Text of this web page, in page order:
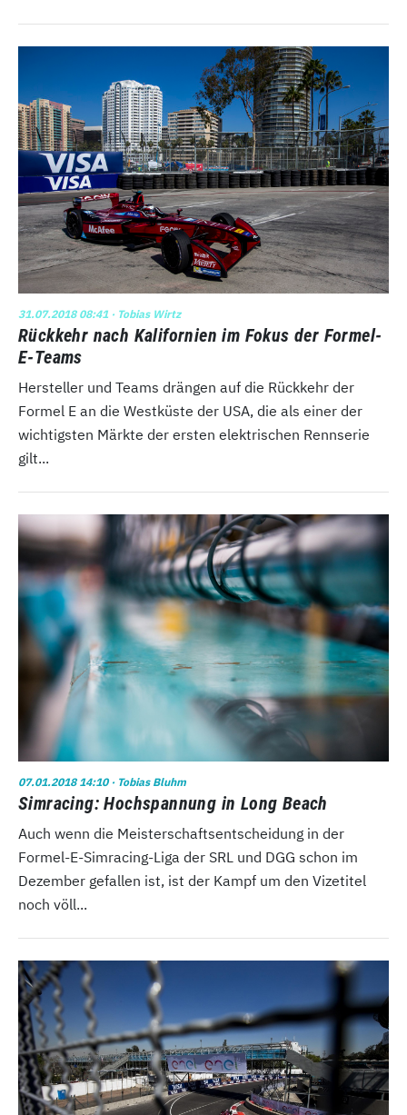
31.07.2018 08:41 · Tobias Wirtz
Rückkehr nach Kalifornien im Fokus der Formel-
E-Teams
Hersteller und Teams drängen auf die Rückkehr der
Formel E an die Westküste der USA, die als einer der
wichtigsten Märkte der ersten elektrischen Rennserie
gilt...
07.01.2018 14:10· Tobias Bluhm
Simracing: Hochspannung in Long Beach
Auch wenn die Meisterschaftsentscheidung in der
Formel-E-Simracing-Liga der SRL und DGG schon im
Dezember gefallen ist, ist der Kampf um den Vizetitel
noch völl...